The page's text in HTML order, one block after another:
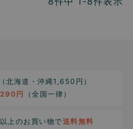
（北海道・沖縄1,650円）
290円 （全国一律）
以上のお買い物で送料無料